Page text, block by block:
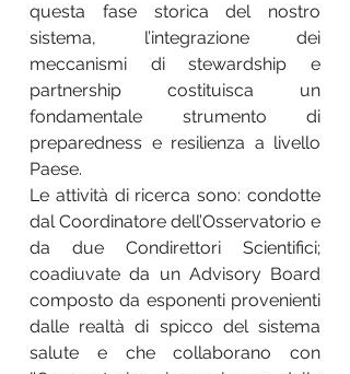
questa fase storica del nostro
sistema, l’integrazione dei
meccanismi di stewardship e
partnership costituisca un
fondamentale strumento di
preparedness e resilienza a livello
Paese.
Le attività di ricerca sono: condotte
dal Coordinatore dell’Osservatorio e
da due Condirettori Scientifici;
coadiuvate da un Advisory Board
composto da esponenti provenienti
dalle realtà di spicco del sistema
salute e che collaborano con